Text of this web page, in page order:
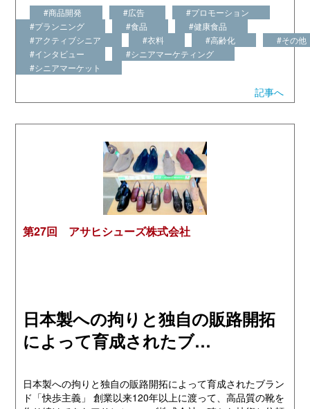
#商品開発 #広告
#プロモーション
#プランニング
#食品
#健康食品
#アクティブシニア
#衣料 #高齢化
#その他
#インタビュー
#シニアマーケティング
#シニアマーケット
記事へ
第27回 アサヒシューズ株式会社
日本製への拘りと独自の販路開拓
によって育成されたブ…
日本製への拘りと独自の販路開拓によって育成されたブラン
ド「快歩主義」 創業以来120年以上に渡って、高品質の靴を